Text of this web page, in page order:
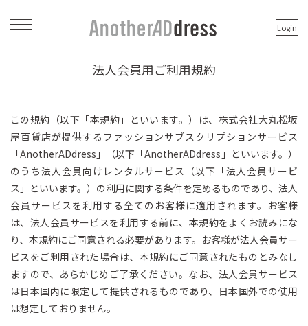
Login
法人会員用ご利用規約
この規約（以下「本規約」といいます。）は、株式会社大丸松坂
屋百貨店が提供するファッションサブスクリプションサービス
「AnotherADdress」（以下「AnotherADdress」といいます。）
のうち法人会員向けレンタルサービス（以下「法人会員サービ
ス」といいます。）の利用に関する条件を定めるものであり、法人
会員サービスを利用する全てのお客様に適用されます。お客様
は、法人会員サービスを利用する前に、本規約をよくお読みにな
り、本規約にご同意される必要があります。お客様が法人会員サー
ビスをご利用された場合は、本規約にご同意されたものとみなし
ますので、あらかじめご了承ください。なお、法人会員サービス
は日本国内に限定して提供されるものであり、日本国外での使用
は想定しておりません。